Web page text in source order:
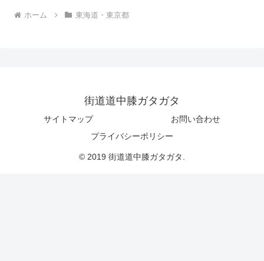
ホーム 東海道・東京都
街道道中膝ガタガタ
サイトマップ
お問い合わせ
プライバシーポリシー
© 2019 街道道中膝ガタガタ.